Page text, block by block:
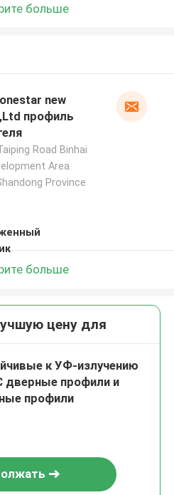
больше
new
профиль
Road Binhai
Area
Province
больше
цену для
к УФ-излучению
дверные профили и
профили